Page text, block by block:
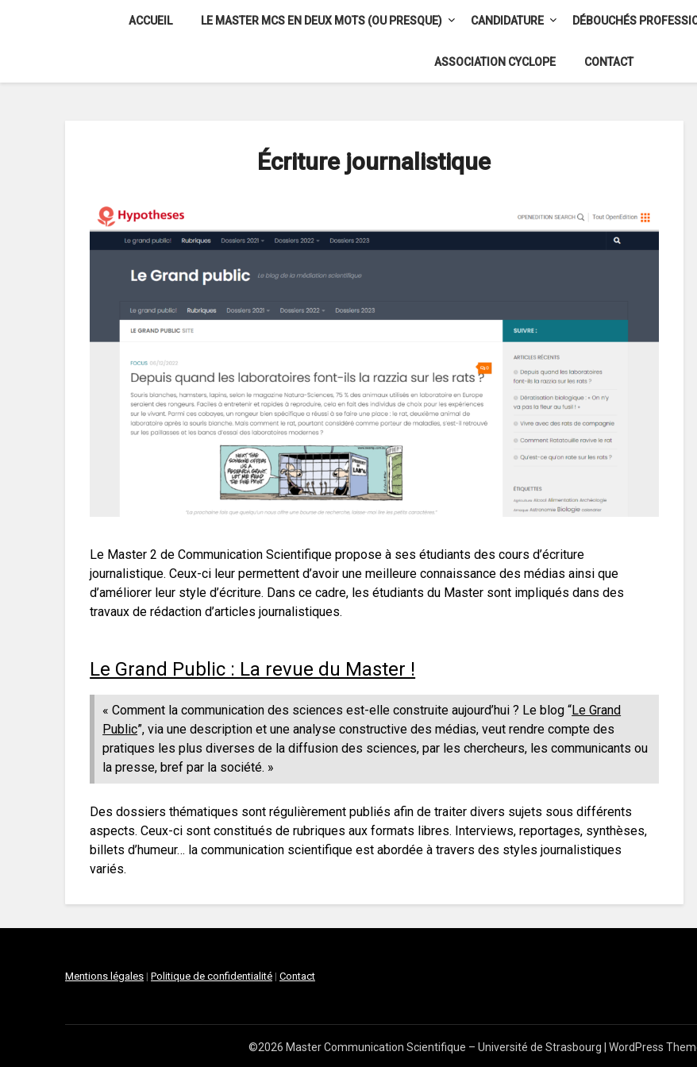
ACCUEIL LE MASTER MCS EN DEUX MOTS (OU PRESQUE) CANDIDATURE DÉBOUCHÉS
ASSOCIATION CYCLOPE CONTACT
Écriture journalistique
Le Master 2 de Communication Scientifique propose à ses étudiants des cours d’écriture
journalistique. Ceux-ci leur permettent d’avoir une meilleure connaissance des médias ainsi que
d’améliorer leur style d’écriture. Dans ce cadre, les étudiants du Master sont impliqués dans des
travaux de rédaction d’articles journalistiques.
Le Grand Public : La revue du Master !
« Comment la communication des sciences est-elle construite aujourd’hui ? Le blog “Le Grand
Public”, via une description et une analyse constructive des médias, veut rendre compte des
pratiques les plus diverses de la diffusion des sciences, par les chercheurs, les communicants ou
la presse, bref par la société. »
Des dossiers thématiques sont régulièrement publiés afin de traiter divers sujets sous différents
aspects. Ceux-ci sont constitués de rubriques aux formats libres. Interviews, reportages, synthèses,
billets d’humeur… la communication scientifique est abordée à travers des styles journalistiques
variés.
Mentions légales | Politique de confidentialité | Contact
©2026 Master Communication Scientifique – Université de Strasbourg | WordPress